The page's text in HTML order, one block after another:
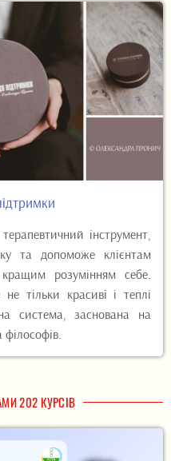
інструмент,
та допоможе клієнтам
розумінням себе.
тільки красиві і теплі
система, заснована на
філософів.
202 КУРСІВ